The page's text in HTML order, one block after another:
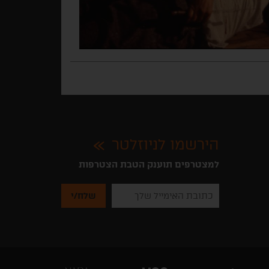
הירשמו לניוזלטר
למצטרפים תוענק הטבת הצטרפות
להזין
את